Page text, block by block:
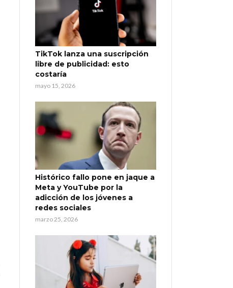
TikTok lanza una suscripción
libre de publicidad: esto
costaría
mayo 15, 2026
Histórico fallo pone en jaque a
Meta y YouTube por la
adicción de los jóvenes a
redes sociales
marzo 25, 2026